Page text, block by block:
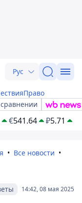
Рус
Право
€541.64 ₽5.71
Все новости
14:42, 08 мая 2025